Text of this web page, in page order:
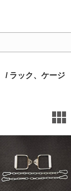
/ ラック、ケージ